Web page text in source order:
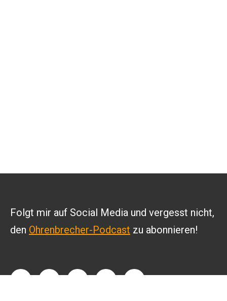
Folgt mir auf Social Media und vergesst nicht,
den Ohrenbrecher-Podcast zu abonnieren!